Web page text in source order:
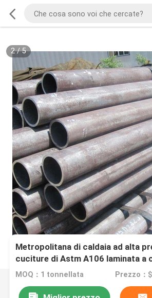
2/5
Metropolitana di caldaia ad alta
cuciture di Astm A106 laminata a
MOQ：1 tonnellata